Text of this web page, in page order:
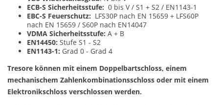
ECB-S Sicherheitsstufe: 0 bis V / S1 + S2 / EN1143-1
EBC-S Feuerschutz: LFS30P nach EN 15659 + LFS60P
nach EN 15659 / S60P nach EN14047
VDMA Sicherheitsstufe: A + B
EN14450: Stufe S1 - S2
EN1143-1: Grad 0 - Grad 4
Tresore können mit einem Doppelbartschloss, einem
mechanischem Zahlenkombinationsschloss oder mit einem
Elektronikschloss verschlossen werden.